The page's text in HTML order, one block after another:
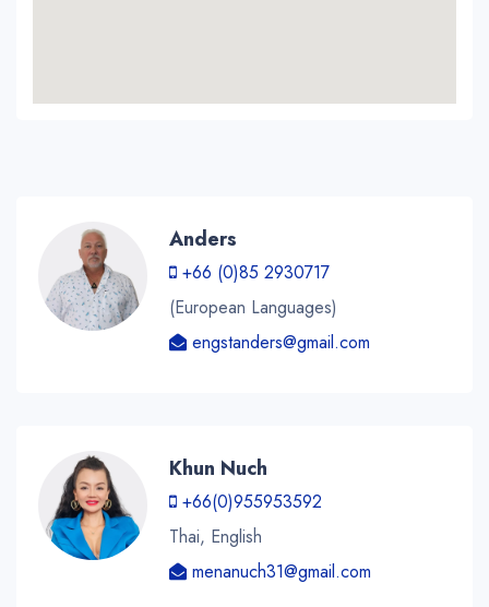
Anders
+66 (0)85 2930717
(European Languages)
engstanders@gmail.com
Khun Nuch
+66(0)955953592
Thai, English
menanuch31@gmail.com